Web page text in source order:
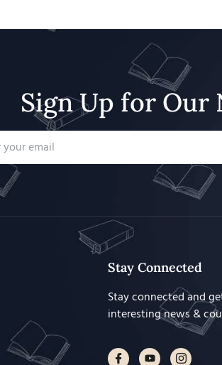
Sign Up for Our
Stay Connected
Stay connected and
interesting news &